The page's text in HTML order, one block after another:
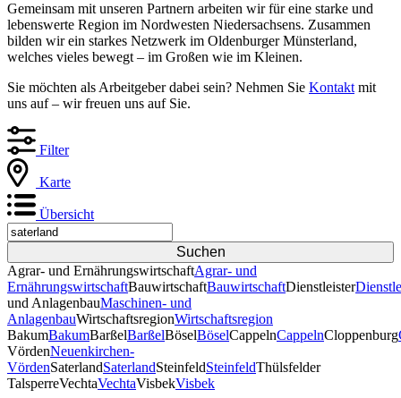
Gemeinsam mit unseren Partnern arbeiten wir für eine starke und
lebenswerte Region im Nordwesten Niedersachsens. Zusammen
bilden wir ein starkes Netzwerk im Oldenburger Münsterland,
welches vieles bewegt – im Großen wie im Kleinen.
Sie möchten als Arbeitgeber dabei sein? Nehmen Sie Kontakt mit
uns auf – wir freuen uns auf Sie.
Filter
Karte
Übersicht
Agrar- und ErnährungswirtschaftAgrar- und
ErnährungswirtschaftBauwirtschaftBauwirtschaftDienstleister
und AnlagenbauMaschinen- und
AnlagenbauWirtschaftsregionWirtschaftsregion
BakumBakumBarßelBarßelBöselBöselCappelnCappelnCloppenburg
VördenNeuenkirchen-
VördenSaterlandSaterlandSteinfeldSteinfeldThülsfelder
TalsperreVechtaVechtaVisbekVisbek